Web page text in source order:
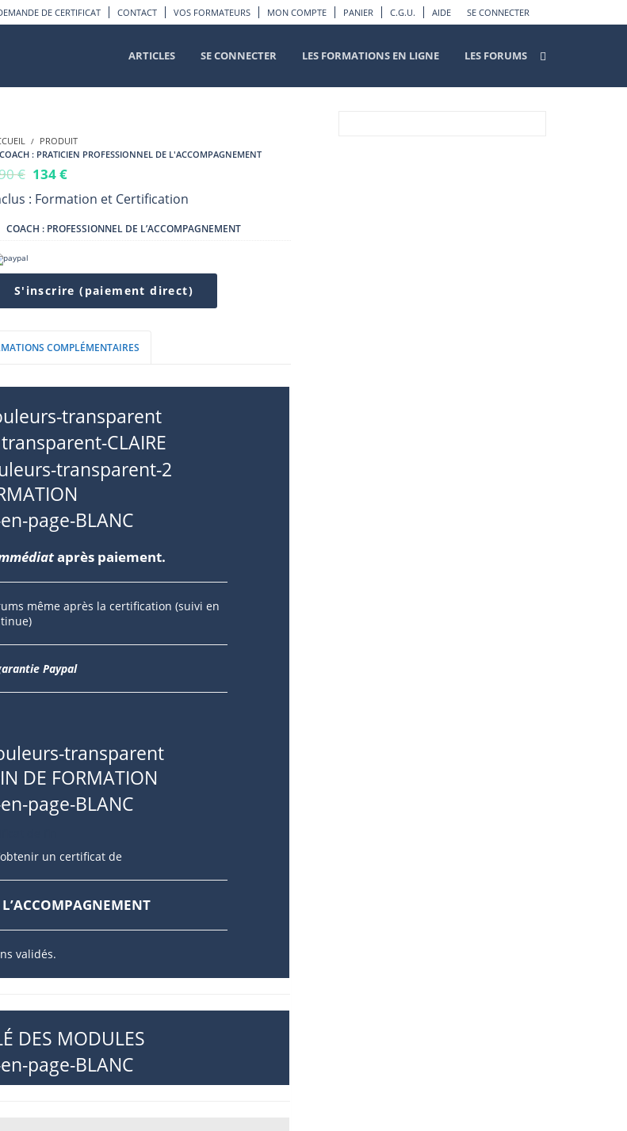
SE CONNECTER
DE CERTIFICAT CONTACT VOS FORMATEURS MON COMPTE PANIER C.G.U. AIDE
ARTICLES SE CONNECTER LES FORMATIONS EN LIGNE LES FORUMS
PRODUIT
COACH : PRATICIEN PROFESSIONNEL DE L'ACCOMPAGNEMENT
€ 134€
: Formation et Certification
COACH : PROFESSIONNEL DE L’ACCOMPAGNEMENT
S'inscrire (paiement direct)
COMPLÉMENTAIRES
après paiement.
même après la certification (suivi en
Paypal
DE FORMATION
un certificat de
validés.
DES MODULES